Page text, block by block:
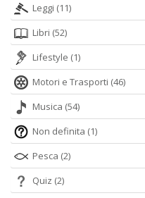
Leggi (11)
Libri (52)
Lifestyle (1)
Motori e Trasporti (46)
Musica (54)
Non definita (1)
Pesca (2)
Quiz (2)